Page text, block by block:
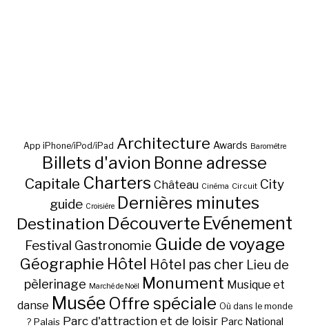
App iPhone/iPod/iPad Architecture Awards Baromètre
Billets d'avion Bonne adresse
Capitale Charters Château Cinéma Circuit City
guide Croisière Dernières minutes
Destination Découverte Evénement
Festival Gastronomie Guide de voyage
Géographie Hôtel Hôtel pas cher Lieu de
pèlerinage Marché de Noël Monument Musique et
danse Musée Offre spéciale Où dans le monde
? Palais Parc d'attraction et de loisir Parc National